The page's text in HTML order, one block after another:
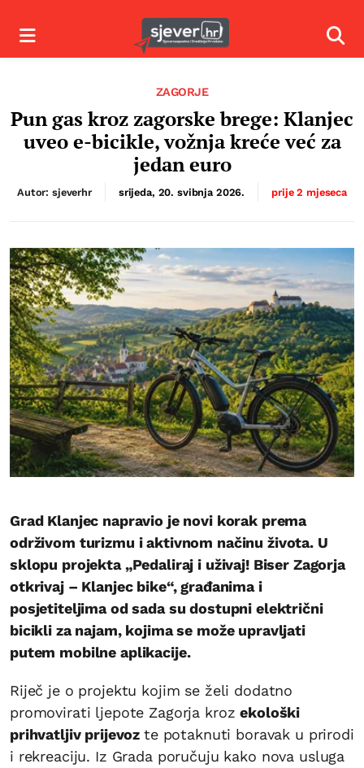
Izbornik
ZAGORJE
Pun gas kroz zagorske brege: Klanjec
uveo e-bicikle, vožnja kreće već za
jedan euro
Autor: sjeverhr srijeda, 20. svibnja 2026. prije 2 mjeseca
Grad Klanjec napravio je novi korak prema
održivom turizmu i aktivnom načinu života. U
sklopu projekta „Pedaliraj i uživaj! Biser Zagorja
otkrivaj – Klanjec bike“, građanima i
posjetiteljima od sada su dostupni električni
bicikli za najam, kojima se može upravljati
putem mobilne aplikacije.
Riječ je o projektu kojim se želi dodatno
promovirati ljepote Zagorja krozekološki
prihvatljiv prijevoz te potaknuti boravak u prirodi
i rekreaciju. Iz Grada poručuju kako nova usluga